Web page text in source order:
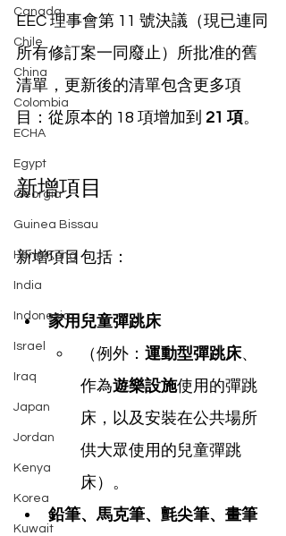
Canada
Chile
China
Colombia
ECHA
Egypt
Georgia
Guinea Bissau
Hong Kong
India
Indonesia
Israel
Iraq
Japan
Jordan
Kenya
Korea
Kuwait
EEC 理事會第 11 號決議（現已連同
所有修訂案一同廢止）所批准的舊
清單，更新後的清單包含更多項
目：從原本的 18 項增加到 21 項。
新增項目
新增項目包括：
家用兒童彈跳床
（例外： 運動型彈跳床、
作為遊樂設施使用的彈跳
床，以及安裝在公共場所
供大眾使用的兒童彈跳
床）。
鉛筆、馬克筆、氈尖筆、畫筆